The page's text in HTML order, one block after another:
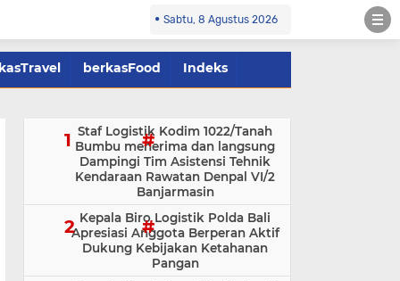
Sabtu, 8 Agustus 2026
berkasFood Indeks
Staf Logistik Kodim 1022/Tanah
Bumbu menerima dan langsung
Dampingi Tim Asistensi Tehnik
Kendaraan Rawatan Denpal VI/2
Banjarmasin
Kepala Biro Logistik Polda Bali
Apresiasi Anggota Berperan Aktif
Dukung Kebijakan Ketahanan
Pangan